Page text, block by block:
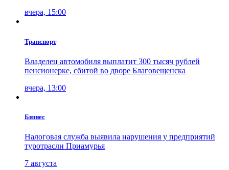
вчера, 15:00
Транспорт
Владелец автомобиля выплатит 300 тысяч рублей
пенсионерке, сбитой во дворе Благовещенска
вчера, 13:00
Бизнес
Налоговая служба выявила нарушения у предприятий
туротрасли Приамурья
7 августа